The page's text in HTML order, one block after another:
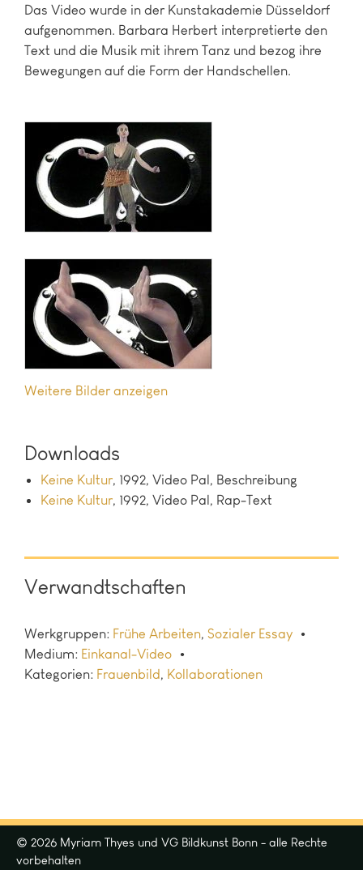
Das Video wurde in der Kunstakademie Düsseldorf
aufgenommen. Barbara Herbert interpretierte den
Text und die Musik mit ihrem Tanz und bezog ihre
Bewegungen auf die Form der Handschellen.
Bilder anzeigen
Downloads
Keine Kultur, 1992, Video Pal, Beschreibung
Keine Kultur, 1992, Video Pal, Rap-Text
Verwandtschaften
Werkgruppen: Frühe Arbeiten, Sozialer Essay
Medium: Einkanal-Video
Kategorien: Frauenbild, Kollaborationen
© 2026 Myriam Thyes und VG Bildkunst Bonn - alle Rechte
vorbehalten